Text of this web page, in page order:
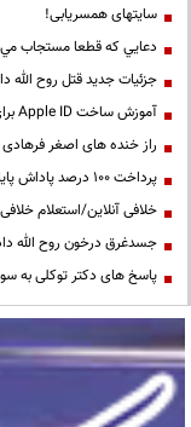
سایتهای همسریابی!
دعايي كه قطعا مستجاب
جزئیات جدید قتل روح الله
آموزش ساخت Apple ID برای کاربران ایرانی
راز خنده های اصغر
پرداخت ۱۰۰ درصد پاداش پایان خدمت فرهنگیان
خلافی آنلاین/استعلام
جسدغرق درخون روح الله
پاسخ های دکتر توکلی به